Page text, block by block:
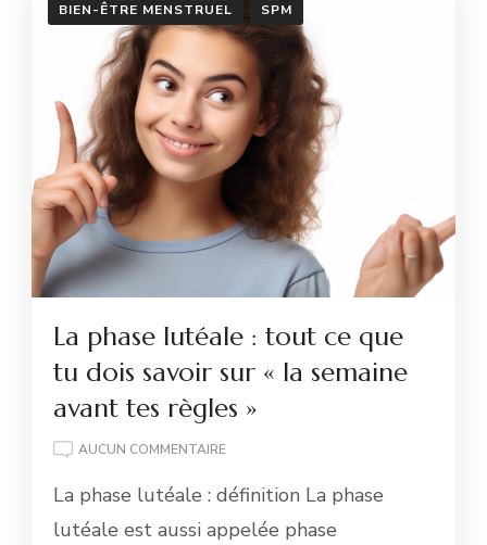
BIEN-ÊTRE MENSTRUEL SPM
La phase lutéale : tout ce que
tu dois savoir sur « la semaine
avant tes règles »
AUCUN COMMENTAIRELA
LUTÉALE
TOUT
La phase lutéale : définition La phase
lutéale est aussi appelée phase